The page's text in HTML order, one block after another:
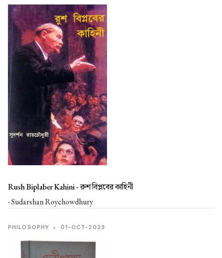
Rush Biplaber Kahini -রুশ বিপ্লবের কাহিনী
- Sudarshan Roychowdhury
PHILOSOPHY • 01-OCT-2023